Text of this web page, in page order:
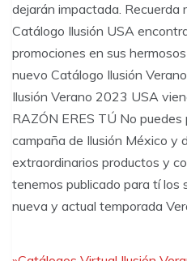
dejarán impactada. Recuerda
Catálogo Ilusión USA
promociones en sus
nuevo Catálogo Ilusión
Ilusión Verano 2023 USA
RAZÓN ERES TÚ No
campaña de Ilusión México y
extraordinarios productos y
tenemos publicado para tí
nueva y actual temporada